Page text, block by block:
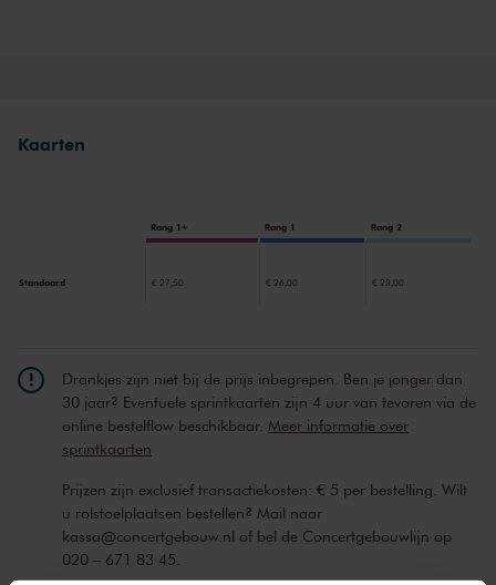
Kaarten
Rang 1+ Rang 1 Rang 2
Standaard € 27,50 € 26,00 € 23,00
Drankjes zijn niet bij de prijs inbegrepen. Ben je jonger dan
30 jaar? Eventuele sprintkaarten zijn 4 uur van tevoren via de
online bestelflow beschikbaar. Meer informatie over
sprintkaarten
Prijzen zijn exclusief transactiekosten: € 5 per bestelling. Wilt
u rolstoelplaatsen bestellen? Mail naar
kassa@concertgebouw.nl of bel de Concertgebouwlijn op
020 – 671 83 45.